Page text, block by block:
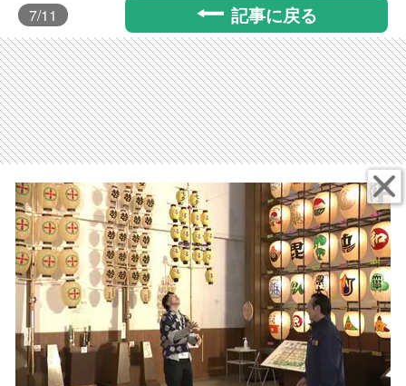
7/11 記事に戻る